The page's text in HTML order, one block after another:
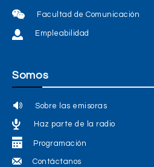
Facultad de Comunicación
Empleabilidad
Somos
Sobre las emisoras
Haz parte de la radio
Programación
Contáctanos